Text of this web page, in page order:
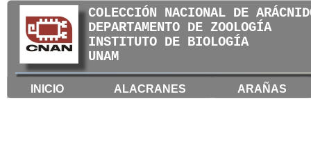
COLECCIÓN NACIONAL DE
DEPARTAMENTO DE ZOOLOGÍA
INSTITUTO DE BIOLOGÍA
UNAM
INICIO ALACRANES ARAÑAS